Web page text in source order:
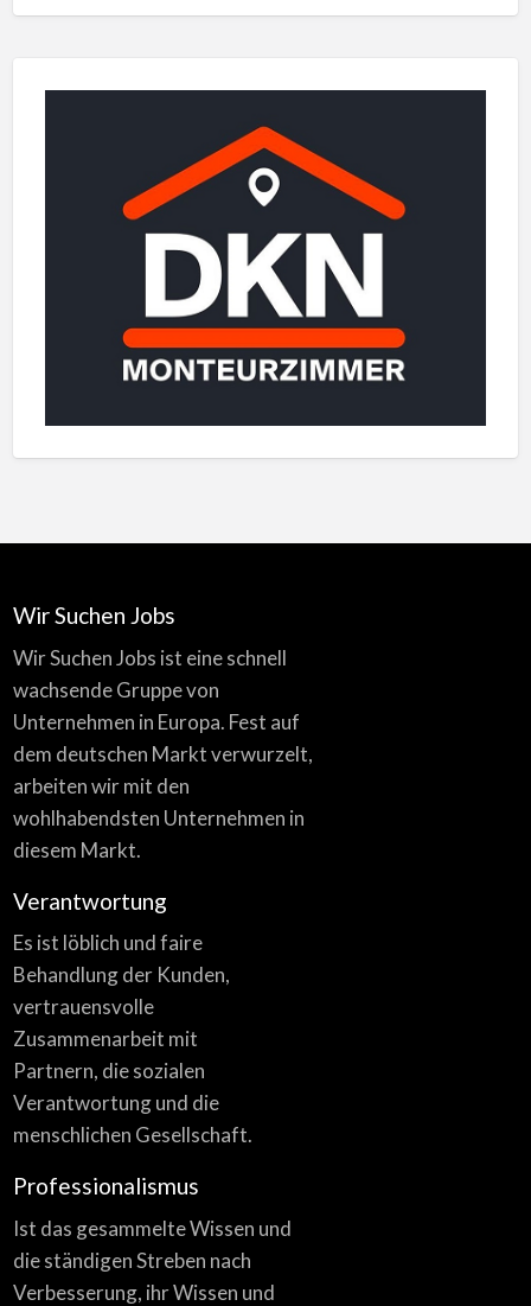
Wir Suchen Jobs
Wir Suchen Jobs ist eine schnell
wachsende Gruppe von
Unternehmen in Europa. Fest auf
dem deutschen Markt verwurzelt,
arbeiten wir mit den
wohlhabendsten Unternehmen in
diesem Markt.
Verantwortung
Es ist löblich und faire
Behandlung der Kunden,
vertrauensvolle
Zusammenarbeit mit
Partnern, die sozialen
Verantwortung und die
menschlichen Gesellschaft.
Professionalismus
Ist das gesammelte Wissen und
die ständigen Streben nach
Verbesserung, ihr Wissen und